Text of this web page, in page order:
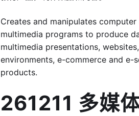
Creates and manipulates
multimedia programs to produce
multimedia presentations,
environments, e-commerce and
products.
261211 多媒